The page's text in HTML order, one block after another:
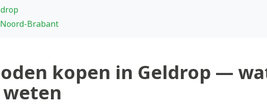
Noord-Brabant
kopen in Geldrop —